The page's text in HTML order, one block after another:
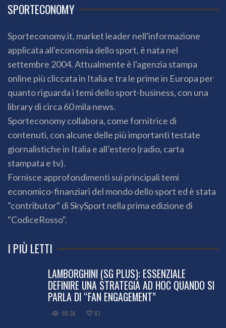
SPORTECONOMY
Sporteconomy.it, market leader nell'informazione
applicata all'economia dello sport, è nata nel
settembre 2004. Attualmente è l'agenzia stampa
online più cliccata in Italia e tra le prime in Europa per
quanto riguarda i temi dello sport-business, con una
library di circa 60 mila news.
Sporteconomy collabora, come fornitrice di
contenuti, con alcune delle più importanti testate
giornalistiche in Italia e all’estero (radio, carta
stampata e tv).
Fornisce approfondimenti sui principali temi
economico-finanziari del mondo dello sport ed è stata
"contributor" di SkySport nella prima edizione di
"CodiceRosso".
I PIÙ LETTI
LAMBORGHINI (SG PLUS): ESSENZIALE
DEFINIRE UNA STRATEGIA AD HOC QUANDO SI
PARLA DI “FAN ENGAGEMENT”
98.3K 83